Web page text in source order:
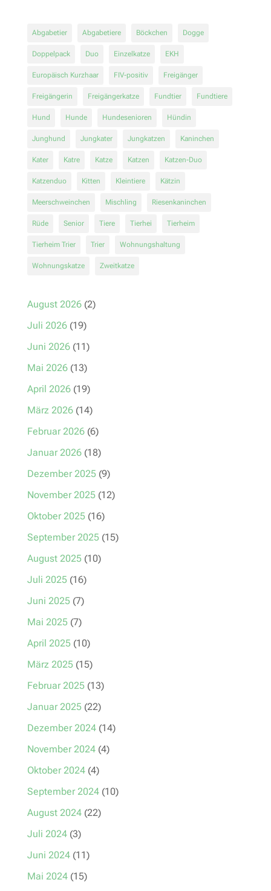
Abgabetier Abgabetiere Böckchen Dogge
Doppelpack Duo Einzelkatze EKH
Europäisch Kurzhaar FIV-positiv Freigänger
Freigängerin Freigängerkatze Fundtier Fundtiere
Hund Hunde Hundesenioren Hündin
Junghund Jungkater Jungkatzen Kaninchen
Kater Katre Katze Katzen Katzen-Duo
Katzenduo Kitten Kleintiere Kätzin
Meerschweinchen Mischling Riesenkaninchen
Rüde Senior Tiere Tierhei Tierheim
Tierheim Trier Trier Wohnungshaltung
Wohnungskatze Zweitkatze
August 2026(2)
Juli 2026(19)
Juni 2026(11)
Mai 2026(13)
April 2026(19)
März 2026(14)
Februar 2026(6)
Januar 2026(18)
Dezember 2025(9)
November 2025(12)
Oktober 2025(16)
September 2025(15)
August 2025(10)
Juli 2025(16)
Juni 2025(7)
Mai 2025(7)
April 2025(10)
März 2025(15)
Februar 2025(13)
Januar 2025(22)
Dezember 2024(14)
November 2024(4)
Oktober 2024(4)
September 2024(10)
August 2024(22)
Juli 2024(3)
Juni 2024(11)
Mai 2024(15)